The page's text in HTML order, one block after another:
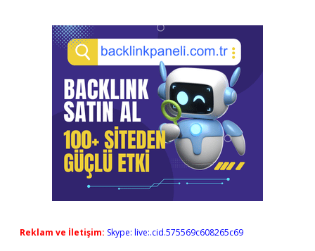
Reklam ve İletişim: Skype: live:.cid.575569c608265c69